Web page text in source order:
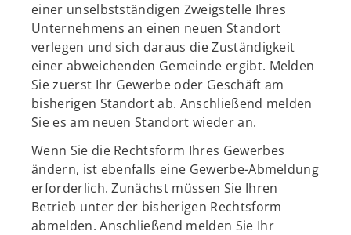
einer unselbstständigen Zweigstelle Ihres
Unternehmens an einen neuen Standort
verlegen und sich daraus die Zuständigkeit
einer abweichenden Gemeinde ergibt. Melden
Sie zuerst Ihr Gewerbe oder Geschäft am
bisherigen Standort ab. Anschließend melden
Sie es am neuen Standort wieder an.
Wenn Sie die Rechtsform Ihres Gewerbes
ändern, ist ebenfalls eine Gewerbe-Abmeldung
erforderlich. Zunächst müssen Sie Ihren
Betrieb unter der bisherigen Rechtsform
abmelden. Anschließend melden Sie Ihr